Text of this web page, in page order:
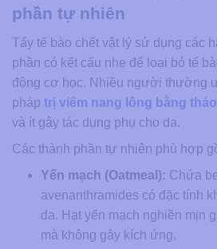
phần tự nhiên
Tẩy tế bào chết vật lý sử dụng các
phần có kết cấu nhẹ để loại bỏ tế
động cơ học. Nhiều người thường
pháp trị viêm nang lông bằng
và ít gây tác dụng phụ cho da.
Các thành phần tự nhiên phù hợp
Yến mạch (Oatmeal): Chứa
avenanthramides có đặc tính
da. Hạt yến mạch nghiền mịn
mà không gây kích ứng.